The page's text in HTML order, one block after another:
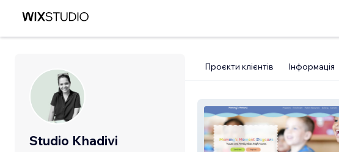
Studio Khadivi
Проєкти клієнтів Інформація